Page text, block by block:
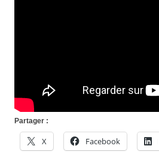
Partager :
X Facebook